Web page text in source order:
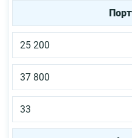
25 200
37 800
33